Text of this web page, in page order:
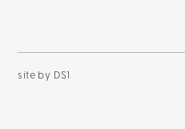
site by DS1